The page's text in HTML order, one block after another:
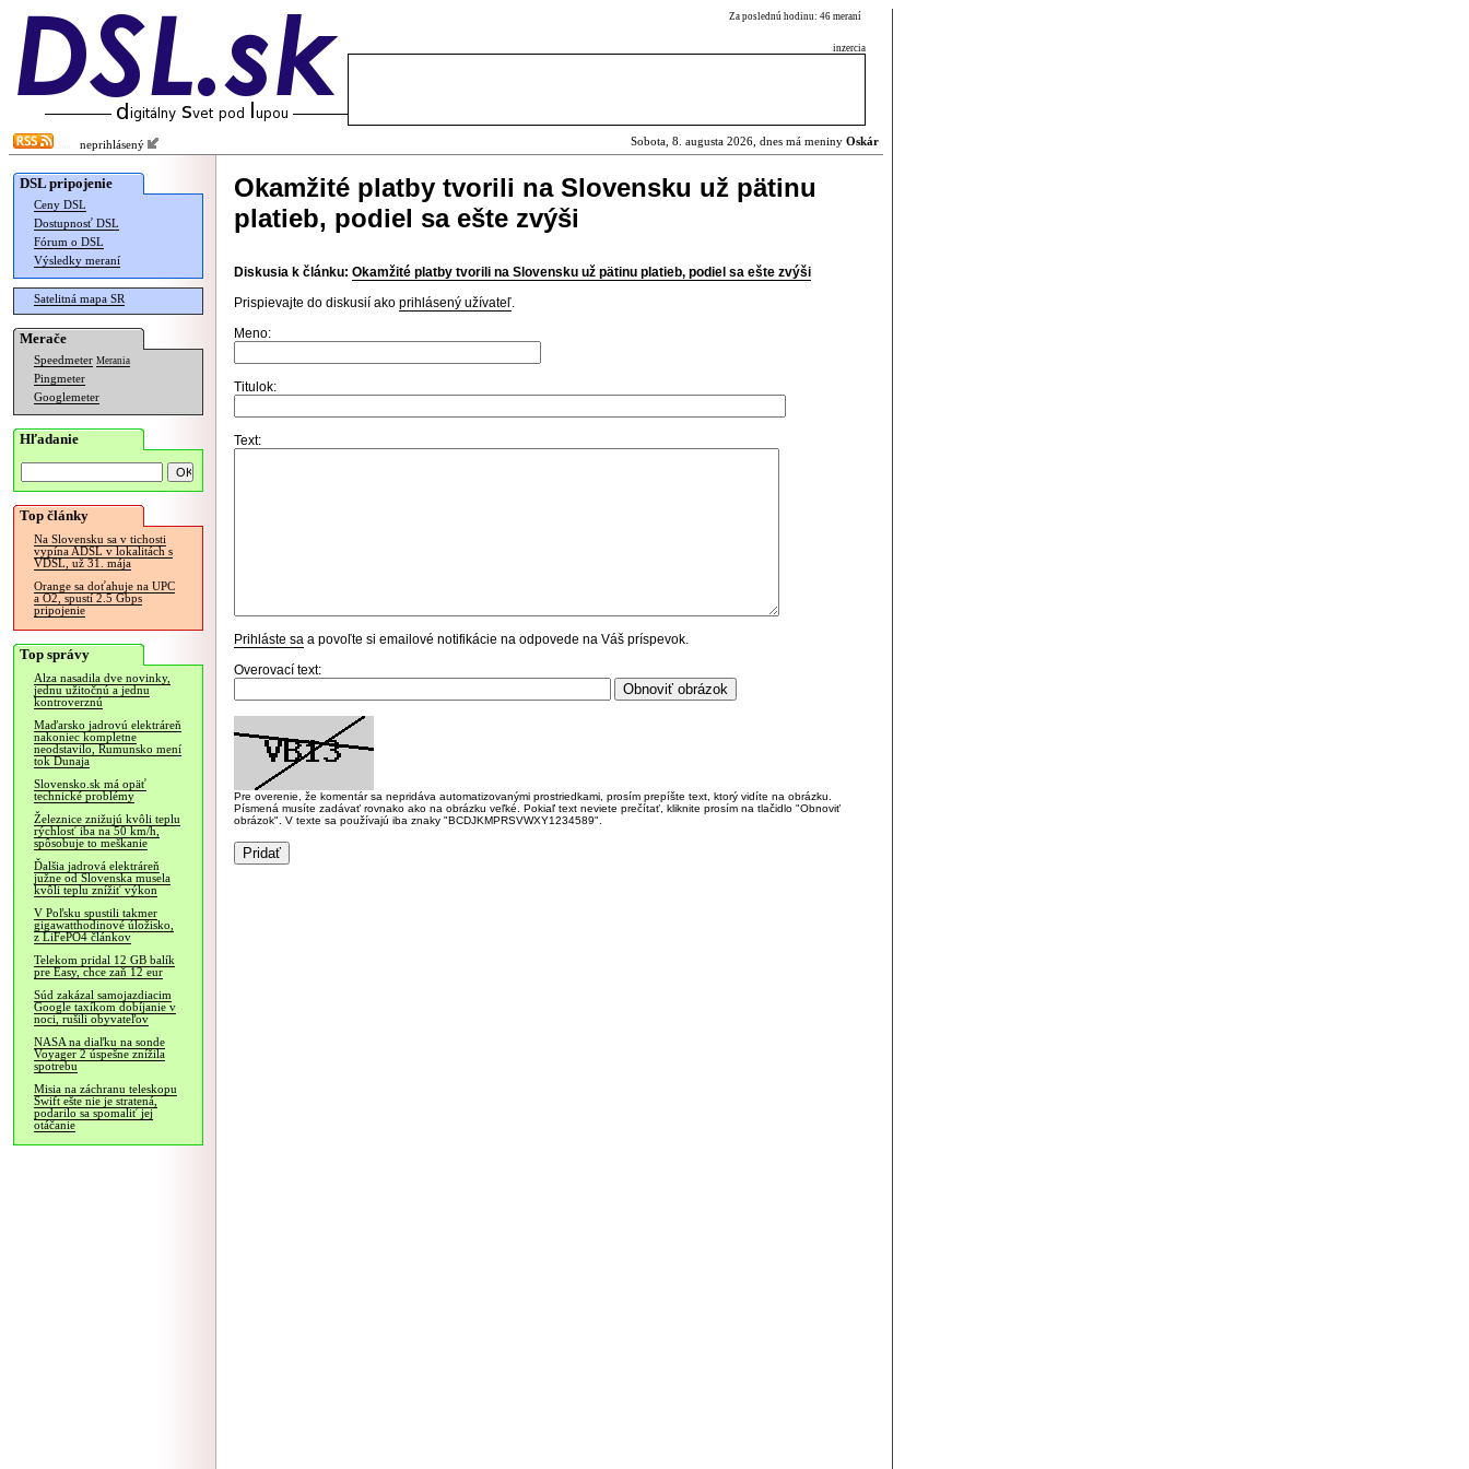
Za poslednú hodinu: 46 meraní
inzercia
neprihlásený Sobota, 8. augusta 2026, dnes má meniny Oskár
DSL pripojenie
Ceny DSL
Dostupnosť DSL
Fórum o DSL
Výsledky meraní
Satelitná mapa SR
Merače
Speedmeter Merania
Pingmeter
Googlemeter
Hľadanie
Top články
Na Slovensku sa v tichosti
vypína ADSL v lokalitách s
VDSL, už 31. mája
Orange sa doťahuje na UPC
a O2, spustí 2.5 Gbps
pripojenie
Top správy
Alza nasadila dve novinky,
jednu užitočnú a jednu
kontroverznú
Maďarsko jadrovú elektráreň
nakoniec kompletne
neodstavilo, Rumunsko mení
tok Dunaja
Slovensko.sk má opäť
technické problémy
Železnice znižujú kvôli teplu
rýchlosť iba na 50 km/h,
spôsobuje to meškanie
Ďalšia jadrová elektráreň
južne od Slovenska musela
kvôli teplu znížiť výkon
V Poľsku spustili takmer
gigawatthodinové úložisko,
z LiFePO4 článkov
Telekom pridal 12 GB balík
pre Easy, chce zaň 12 eur
Súd zakázal samojazdiacim
Google taxíkom dobíjanie v
noci, rušili obyvateľov
NASA na diaľku na sonde
Voyager 2 úspešne znížila
spotrebu
Misia na záchranu teleskopu
Swift ešte nie je stratená,
podarilo sa spomaliť jej
otáčanie
Okamžité platby tvorili na Slovensku už pätinu
platieb, podiel sa ešte zvýši
Diskusia k článku: Okamžité platby tvorili na Slovensku už pätinu platieb, podiel sa ešte zvýši
Prispievajte do diskusií ako prihlásený užívateľ.
Meno:
Titulok:
Text:
Prihláste sa a povoľte si emailové notifikácie na odpovede na Váš príspevok.
Overovací text:
Pre overenie, že komentár sa nepridáva automatizovanými prostriedkami, prosím prepíšte text, ktorý vidíte na obrázku.
Písmená musíte zadávať rovnako ako na obrázku veľké. Pokiaľ text neviete prečítať, kliknite prosím na tlačidlo "Obnoviť
obrázok". V texte sa používajú iba znaky "BCDJKMPRSVWXY1234589".